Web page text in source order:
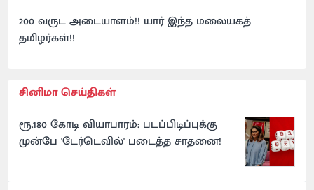
200 வருட அடையாளம்!! யார் இந்த மலையகத்
தமிழர்கள்!!
சினிமா செய்திகள்
ரூ.180 கோடி வியாபாரம்: படப்பிடிப்புக்கு
முன்பே 'டேர்டெவில்' படைத்த சாதனை!